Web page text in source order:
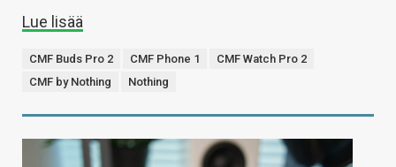
Lue lisää
CMF Buds Pro 2 CMF Phone 1
CMF Watch Pro 2
CMF by Nothing
Nothing